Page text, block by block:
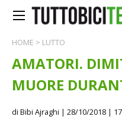
HOME > LUTTO
AMATORI.
MUORE
di Bibi Ajraghi | 28/10/2018 |